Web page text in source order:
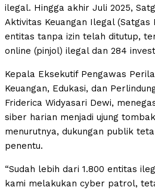
ilegal. Hingga akhir Juli 2025,
Aktivitas Keuangan Ilegal (Satgas
entitas tanpa izin telah ditutup,
online (pinjol) ilegal dan 284
Kepala Eksekutif Pengawas
Keuangan, Edukasi, dan
Friderica Widyasari Dewi,
siber harian menjadi ujung
menurutnya, dukungan publik
penentu.
“Sudah lebih dari 1.800 entitas
kami melakukan cyber patrol,